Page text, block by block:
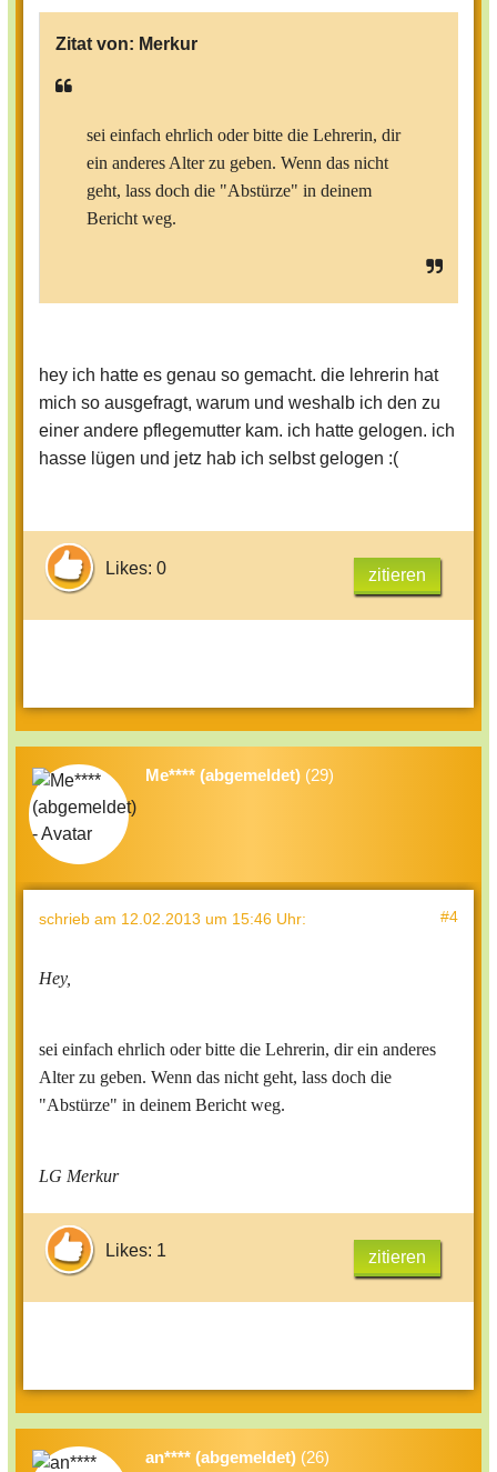
Zitat von: Merkur
sei einfach ehrlich oder bitte die Lehrerin, dir
ein anderes Alter zu geben. Wenn das nicht
geht, lass doch die "Abstürze" in deinem
Bericht weg.
hey ich hatte es genau so gemacht. die lehrerin hat
mich so ausgefragt, warum und weshalb ich den zu
einer andere pflegemutter kam. ich hatte gelogen. ich
hasse lügen und jetz hab ich selbst gelogen :(
Likes: 0 zitieren
Me**** (abgemeldet) (29)
schrieb am 12.02.2013 um 15:46 Uhr: #4
Hey,
sei einfach ehrlich oder bitte die Lehrerin, dir ein anderes
Alter zu geben. Wenn das nicht geht, lass doch die
"Abstürze" in deinem Bericht weg.
LG Merkur
Likes: 1 zitieren
an**** (abgemeldet) (26)